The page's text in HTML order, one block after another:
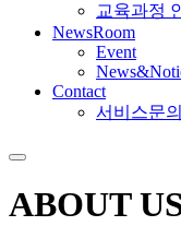
교육과정
NewsRoom
Event
Contact
서비스문의
ABOUT